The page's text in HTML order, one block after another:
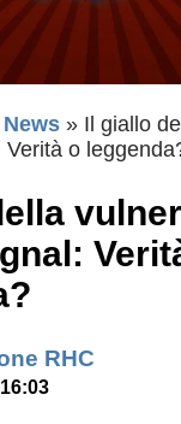
» Il giallo
o
RHC